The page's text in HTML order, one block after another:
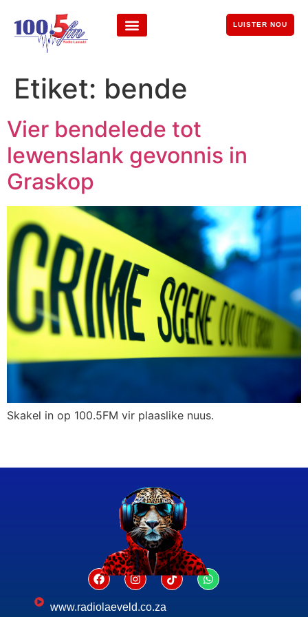
LUISTER NOU
Etiket: bende
Vier bendelede tot
lewenslank gevonnis in
Graskop
Skakel in op 100.5FM vir plaaslike nuus.
www.radiolaeveld.co.za